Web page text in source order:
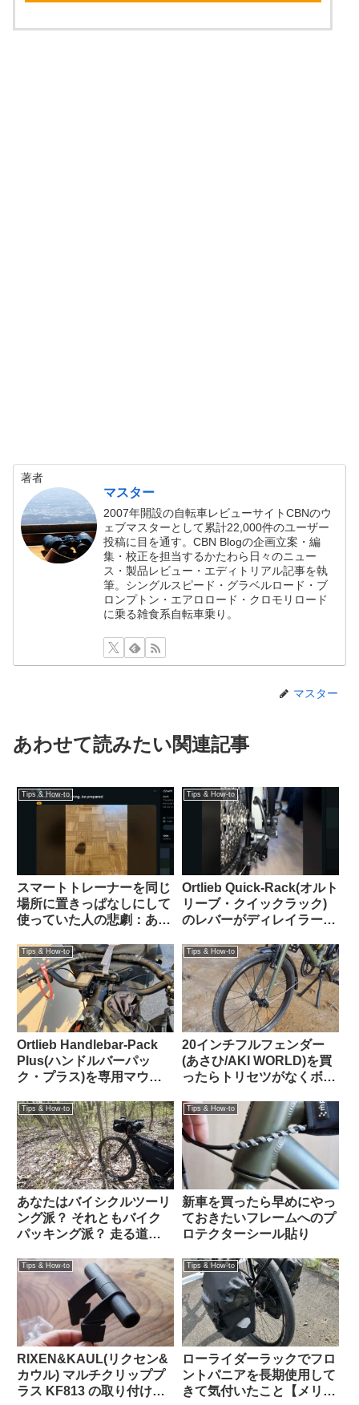
著者
マスター
2007年開設の自転車レビューサイトCBNのウ
ェブマスターとして累計22,000件のユーザー
投稿に目を通す。CBN Blogの企画立案・編
集・校正を担当するかたわら日々のニュー
ス・製品レビュー・エディトリアル記事を執
筆。シングルスピード・グラベルロード・ブ
ロンプトン・エアロロード・クロモリロード
に乗る雑食系自転車乗り。
マスター
あわせて読みたい関連記事
Tips & How-to
スマートトレーナーを同じ
場所に置きっぱなしにして
使っていた人の悲劇：あな
示板から）
Tips & How-to
Ortlieb Quick-Rack(オルト
リーブ・クイックラック)
のレバーがディレイラーの
する時の解決法
Tips & How-to
Ortlieb Handlebar-Pack
Plus(ハンドルバーパッ
ク・プラス)を専用マウン
クに置いてみた
Tips & How-to
20インチフルフェンダー
(あさひ/AKI WORLD)を買
ったらトリセツがなくボル
にやれ」なプロ仕様製品だ
ったけれど意外に装着簡単
でTern Crestと相性も抜群
でした
Tips & How-to
あなたはバイシクルツーリ
ング派？ それともバイク
パッキング派？ 走る道の
備を考える
Tips & How-to
新車を買ったら早めにやっ
ておきたいフレームへのプ
ロテクターシール貼り
Tips & How-to
RIXEN&KAUL(リクセン&
カウル) マルチクリッププ
ラス KF813 の取り付け方
Tips & How-to
ローライダーラックでフロ
ントパニアを長期使用して
きて気付いたこと【メリッ